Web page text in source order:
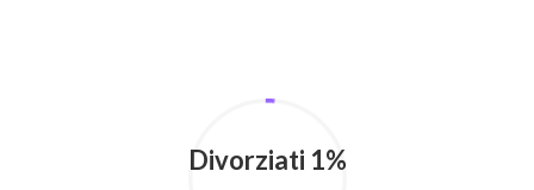
Divorziati 1%